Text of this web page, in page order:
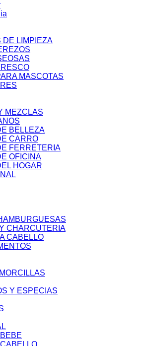
DE LIMPIEZA
MASCOTAS
MEZCLAS
BELLEZA
CARRO
FERRETERIA
OFICINA
HOGAR
CHARCUTERIA
CABELLO
Y ESPECIAS